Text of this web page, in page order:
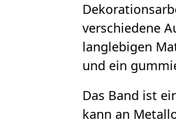
verschiedene
langlebigen
und ein
Das Band ist
kann an